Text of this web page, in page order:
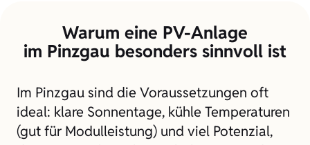
Warum eine PV-Anlage
im Pinzgau besonders sinnvoll ist
Im Pinzgau sind die Voraussetzungen oft
ideal: klare Sonnentage, kühle Temperaturen
(gut für Modulleistung) und viel Potenzial,